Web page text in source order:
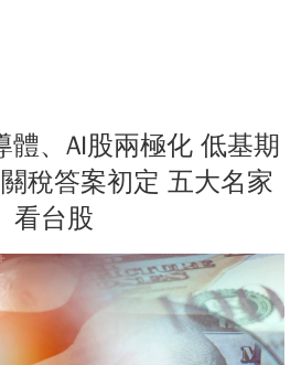
、AI股兩極化 低基期
稅答案初定 五大名家
看台股